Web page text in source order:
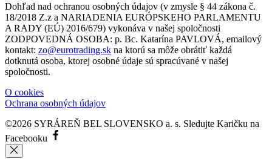
Dohľad nad ochranou osobných údajov (v zmysle § 44 zákona č.
18/2018 Z.z a NARIADENIA EURÓPSKEHO PARLAMENTU
A RADY (EÚ) 2016/679) vykonáva v našej spoločnosti
ZODPOVEDNÁ OSOBA: p. Bc. Katarína PAVLOVÁ, emailový
kontakt: zo@eurotrading.sk na ktorú sa môže obrátiť každá
dotknutá osoba, ktorej osobné údaje sú spracúvané v našej
spoločnosti.
O cookies
Ochrana osobných údajov
©2026 SYRÁREŇ BEL SLOVENSKO a. s. Sledujte Karičku na
Facebooku